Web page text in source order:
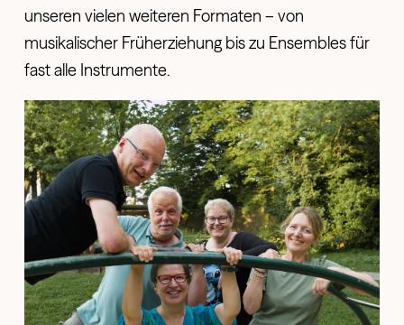
unseren vielen weiteren Formaten – von
musikalischer Früherziehung bis zu Ensembles für
fast alle Instrumente.